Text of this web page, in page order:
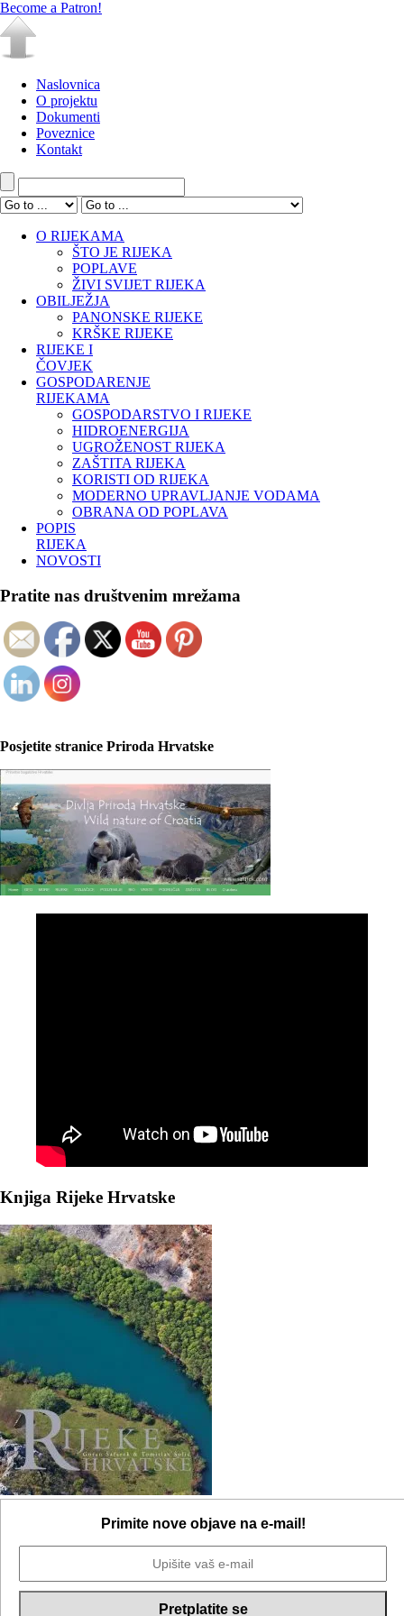
Become a Patron!
Naslovnica
O projektu
Dokumenti
Poveznice
Kontakt
O RIJEKAMA
ŠTO JE RIJEKA
POPLAVE
ŽIVI SVIJET RIJEKA
OBILJEŽJA
PANONSKE RIJEKE
KRŠKE RIJEKE
RIJEKE I
ČOVJEK
GOSPODARENJE
RIJEKAMA
GOSPODARSTVO I RIJEKE
HIDROENERGIJA
UGROŽENOST RIJEKA
ZAŠTITA RIJEKA
KORISTI OD RIJEKA
MODERNO UPRAVLJANJE VODAMA
OBRANA OD POPLAVA
POPIS
RIJEKA
NOVOSTI
Pratite nas društvenim mrežama
Posjetite stranice Priroda Hrvatske
Knjiga Rijeke Hrvatske
Primite nove objave na e-mail!